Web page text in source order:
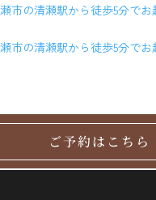
市の清瀬駅から徒歩5分で
市の清瀬駅から徒歩5分で
ご予約はこちら